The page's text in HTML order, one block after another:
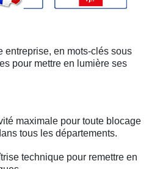
entreprise, en mots-clés sous
pour mettre en lumière ses
maximale pour toute blocage
tous les départements.
technique pour remettre en